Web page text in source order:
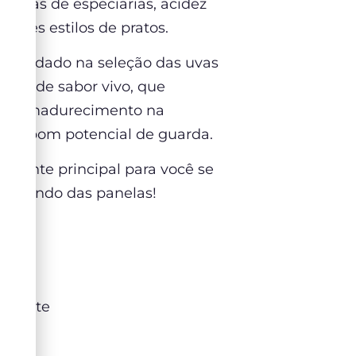
de especiarias, acidez
estilos de pratos.
o cuidado na seleção das uvas
de sabor vivo, que
amadurecimento na
bom potencial de guarda.
principal para você se
das panelas!